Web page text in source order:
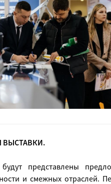
ВЫСТАВКИ.
представлены
и смежных отраслей.